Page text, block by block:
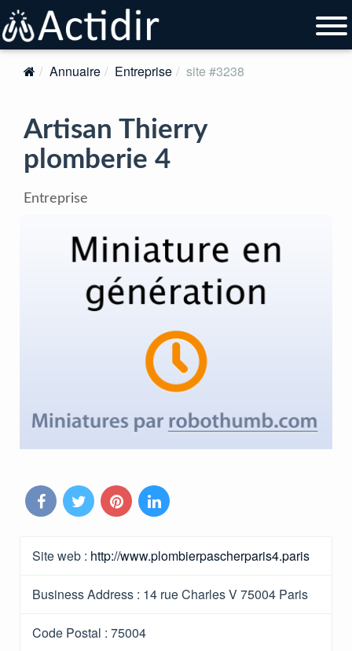
Annuaire Entreprise site #3238
Artisan Thierry
plomberie 4
Entreprise
Site web : http://www.plombierpascherparis4.paris
Business Address : 14 rue Charles V 75004 Paris
Code Postal : 75004